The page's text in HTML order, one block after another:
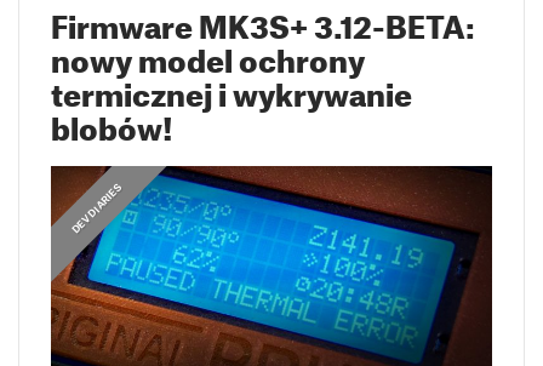
Firmware MK3S+ 3.12-BETA:
nowy model ochrony
termicznej i wykrywanie
blobów!
DEV DIARIES